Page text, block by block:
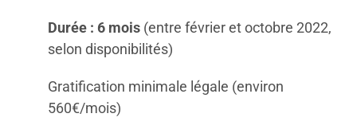
Durée : 6 mois (entre février et octobre 2022,
selon disponibilités)
Gratification minimale légale (environ
560€/mois)